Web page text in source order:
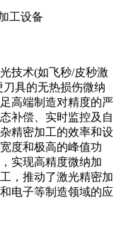
工设备
技术(如飞秒/皮秒激
具的无热损伤微纳
高端制造对精度的严
补偿、实时监控及自
精密加工的效率和设
度和极高的峰值功
实现高精度微纳加
，推动了激光精密加
电子等制造领域的应